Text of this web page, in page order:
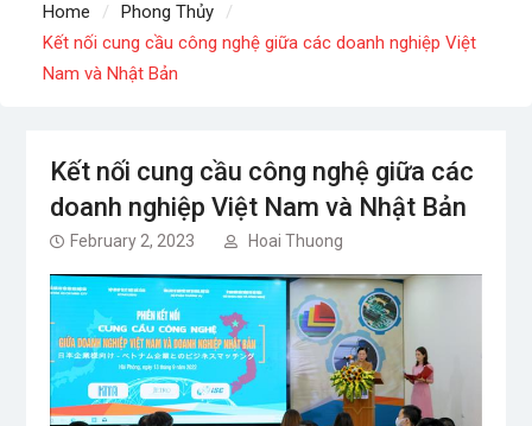
Lời bài hát Chúng Ta của Hiện Tại – Sơn Tùng M-
TP – Full lyrics bản chuẩn
Home
Phong Thủy
Kết nối cung cầu công nghệ giữa các doanh nghiệp Việt
Nam và Nhật Bản
Kết nối cung cầu công nghệ giữa các
doanh nghiệp Việt Nam và Nhật Bản
February 2, 2023 Hoai Thuong